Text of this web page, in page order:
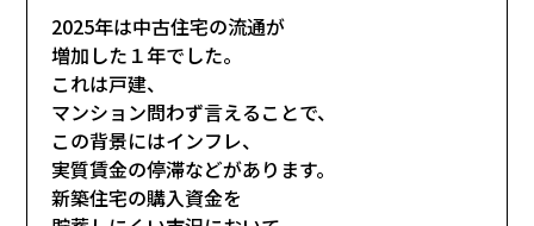
2025年は中古住宅の流通が
増加した１年でした。
これは戸建、
マンション問わず言えることで、
この背景にはインフレ、
実質賃金の停滞などがあります。
新築住宅の購入資金を